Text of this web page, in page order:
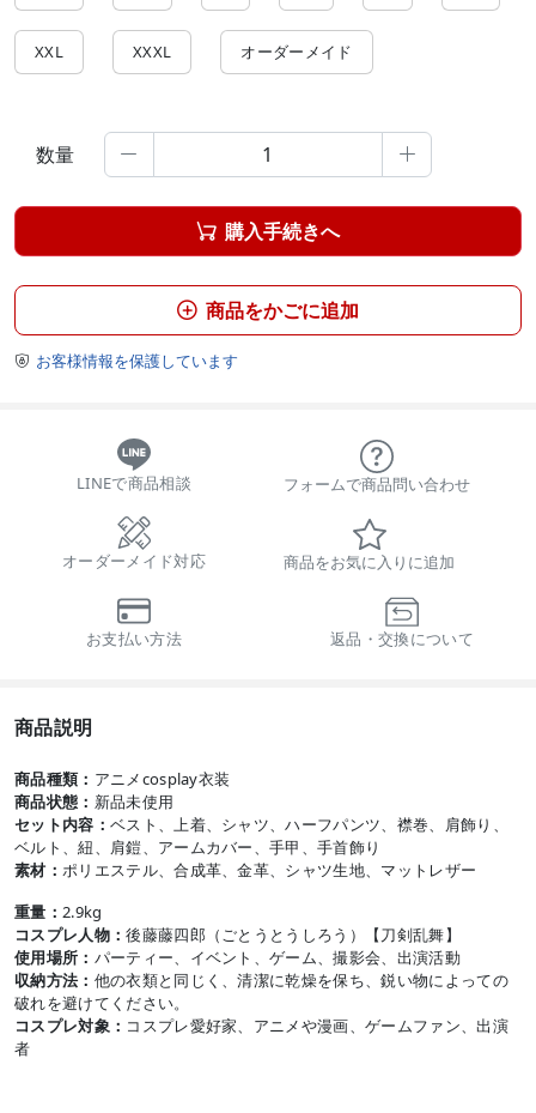
XXL XXXL オーダーメイド
数量  
 購入手続きへ
 商品をかごに追加
 お客様情報を保護しています
LINEで商品相談 フォームで商品問い合わせ
オーダーメイド対応 商品をお気に入りに追加
お支払い方法 返品・交換について
商品説明
商品種類： アニメcosplay衣装
商品状態： 新品未使用
セット内容： ベスト、上着、シャツ、ハーフパンツ、襟巻、肩飾り、
ベルト、紐、肩鎧、アームカバー、手甲、手首飾り
素材： ポリエステル、合成革、金革、シャツ生地、マットレザー
重量： 2.9kg
コスプレ人物：後藤藤四郎（ごとうとうしろう）【刀剣乱舞】
使用場所： パーティー、イベント、ゲーム、撮影会、出演活動
収納方法： 他の衣類と同じく、清潔に乾燥を保ち、鋭い物によっての
破れを避けてください。
コスプレ対象： コスプレ愛好家、アニメや漫画、ゲームファン、出演
者